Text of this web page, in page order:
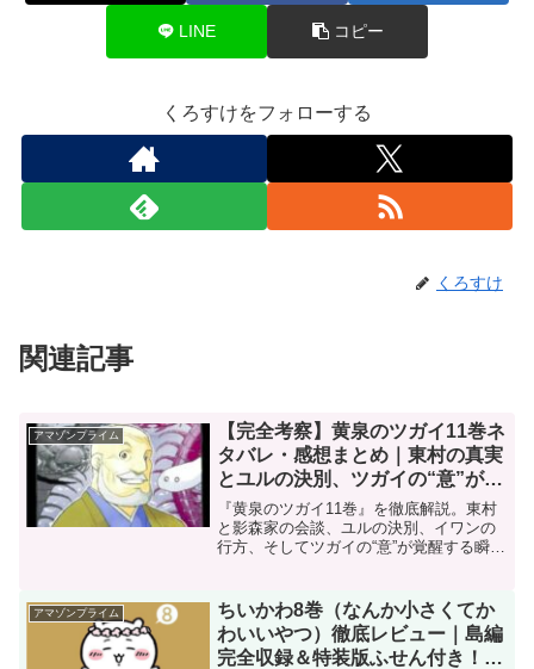
LINE コピー
くろすけをフォローする
くろすけ
関連記事
アマゾンプライム
【完全考察】黄泉のツガイ11巻ネ
タバレ・感想まとめ｜東村の真実
とユルの決別、ツガイの“意”が覚
醒する瞬間
『黄泉のツガイ11巻』を徹底解説。東村
と影森家の会談、ユルの決別、イワンの
行方、そしてツガイの“意”が覚醒する瞬間
アマゾンプライム
ちいかわ8巻（なんか小さくてか
わいいやつ）徹底レビュー｜島編
完全収録＆特装版ふせん付き！か